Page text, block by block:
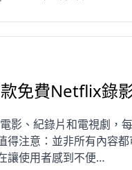
免費Netflix錄
影、紀錄片和電視劇，
得注意：並非所有內容
讓使用者感到不便…